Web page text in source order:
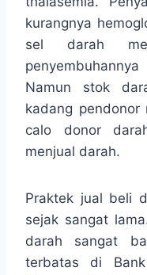
kurangnya
sel darah
Namun stok
kadang pendonor
calo donor
menjual darah.
Praktek jual beli
sejak sangat
darah sangat
terbatas di